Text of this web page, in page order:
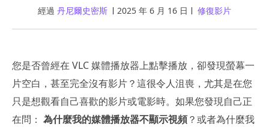
經過 丹尼爾史密斯 2025 年 6 月 16 日 修復影片
您是否曾經在 VLC 媒體播放器上點擊播放，卻發現螢幕一
片空白，甚至完全沒有影片？這很令人沮喪，尤其是在您
只是想觀看自己喜歡的影片或電影時。如果您發現自己正
在問： 為什麼我的媒體播放器不顯示視頻？或者為什麼我